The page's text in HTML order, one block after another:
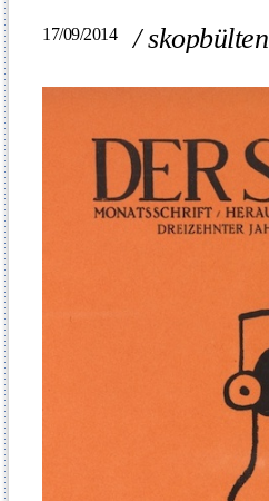
17/09/2014 /skopbülten